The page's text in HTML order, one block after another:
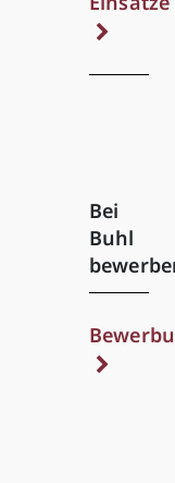
Bei
Buhl